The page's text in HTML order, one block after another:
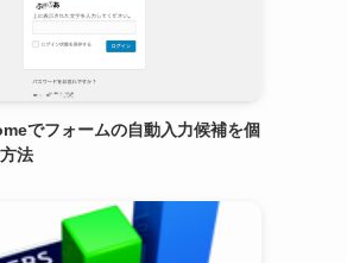
でフォームの自動入力候補を個
法